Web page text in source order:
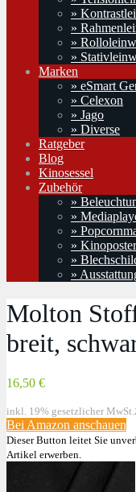
»
»
»
»
Marken
» eSmart
» Celexon
» Jago
» Diverse
Ratgeber
Blog
Kinosessel
Zubehör
»
»
»
» Kinoposter
»
»
Molton
breit,
16,50 €
inkl. 19% gesetzlicher MwSt.
Bei Amazon anschauen
Dieser Button leitet Sie
Artikel erwerben.